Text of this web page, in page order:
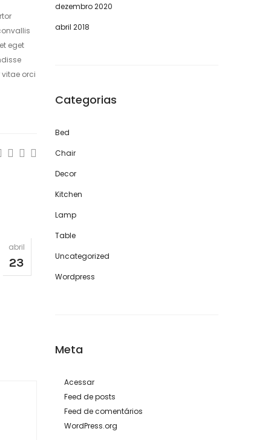
eget
orci
abril
23
dezembro 2020
abril 2018
Categorias
Bed
Chair
Decor
Kitchen
Lamp
Table
Uncategorized
Wordpress
Meta
Acessar
Feed de posts
Feed de comentários
WordPress.org